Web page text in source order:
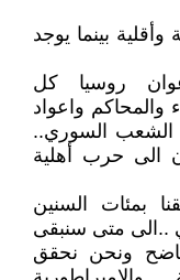
بينما يوجد
روسيا كل
والمحاكم واعواد
الشعب السوري..
الى حرب أهلية
بمئات السنين
..الى متى سنبقى
ونحن نحقق